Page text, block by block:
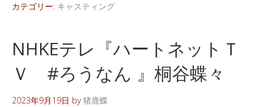
カテゴリー: キャスティング
NHKEテレ『ハートネットＴ
Ｖ #ろうなん 』桐谷蝶々
2023年9月19日 by猪鹿蝶